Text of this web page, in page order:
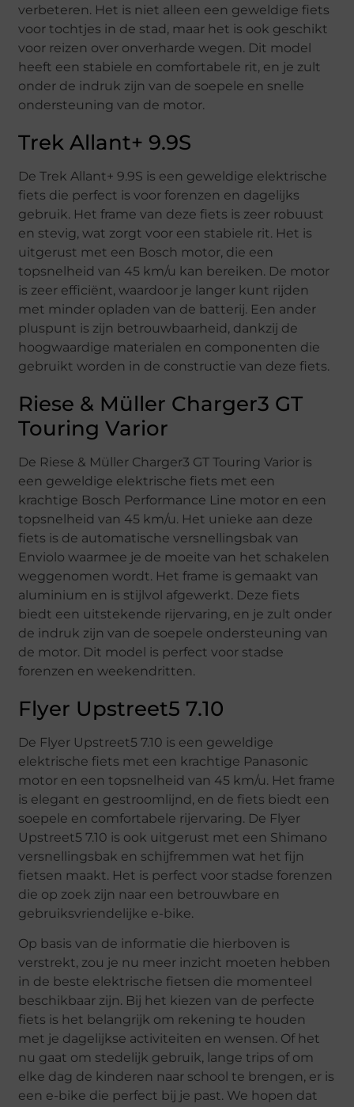
verbeteren. Het is niet alleen een geweldige fiets
voor tochtjes in de stad, maar het is ook geschikt
voor reizen over onverharde wegen. Dit model
heeft een stabiele en comfortabele rit, en je zult
onder de indruk zijn van de soepele en snelle
ondersteuning van de motor.
Trek Allant+ 9.9S
De Trek Allant+ 9.9S is een geweldige elektrische
fiets die perfect is voor forenzen en dagelijks
gebruik. Het frame van deze fiets is zeer robuust
en stevig, wat zorgt voor een stabiele rit. Het is
uitgerust met een Bosch motor, die een
topsnelheid van 45 km/u kan bereiken. De motor
is zeer efficiënt, waardoor je langer kunt rijden
met minder opladen van de batterij. Een ander
pluspunt is zijn betrouwbaarheid, dankzij de
hoogwaardige materialen en componenten die
gebruikt worden in de constructie van deze fiets.
Riese & Müller Charger3 GT
Touring Varior
De Riese & Müller Charger3 GT Touring Varior is
een geweldige elektrische fiets met een
krachtige Bosch Performance Line motor en een
topsnelheid van 45 km/u. Het unieke aan deze
fiets is de automatische versnellingsbak van
Enviolo waarmee je de moeite van het schakelen
weggenomen wordt. Het frame is gemaakt van
aluminium en is stijlvol afgewerkt. Deze fiets
biedt een uitstekende rijervaring, en je zult onder
de indruk zijn van de soepele ondersteuning van
de motor. Dit model is perfect voor stadse
forenzen en weekendritten.
Flyer Upstreet5 7.10
De Flyer Upstreet5 7.10 is een geweldige
elektrische fiets met een krachtige Panasonic
motor en een topsnelheid van 45 km/u. Het frame
is elegant en gestroomlijnd, en de fiets biedt een
soepele en comfortabele rijervaring. De Flyer
Upstreet5 7.10 is ook uitgerust met een Shimano
versnellingsbak en schijfremmen wat het fijn
fietsen maakt. Het is perfect voor stadse forenzen
die op zoek zijn naar een betrouwbare en
gebruiksvriendelijke e-bike.
Op basis van de informatie die hierboven is
verstrekt, zou je nu meer inzicht moeten hebben
in de beste elektrische fietsen die momenteel
beschikbaar zijn. Bij het kiezen van de perfecte
fiets is het belangrijk om rekening te houden
met je dagelijkse activiteiten en wensen. Of het
nu gaat om stedelijk gebruik, lange trips of om
elke dag de kinderen naar school te brengen, er is
een e-bike die perfect bij je past. We hopen dat